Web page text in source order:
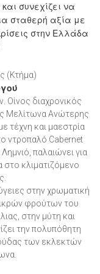
συνεχίζει να
σταθερή αξία με
στην Ελλάδα
(Κτήμα)
διαχρονικός
Μελίτωνα Ανώτερης
τέχνη και μαεστρία
ντροπαλό Cabernet
παλαιώνει για
στο κλιματιζόμενο
στην χρωματική
φρούτων του
στην μύτη και
την πολυπόθητη
των εκλεκτών